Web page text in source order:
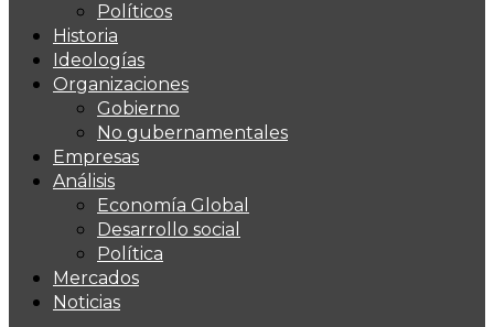
Políticos
Historia
Ideologías
Organizaciones
Gobierno
No gubernamentales
Empresas
Análisis
Economía Global
Desarrollo social
Política
Mercados
Noticias